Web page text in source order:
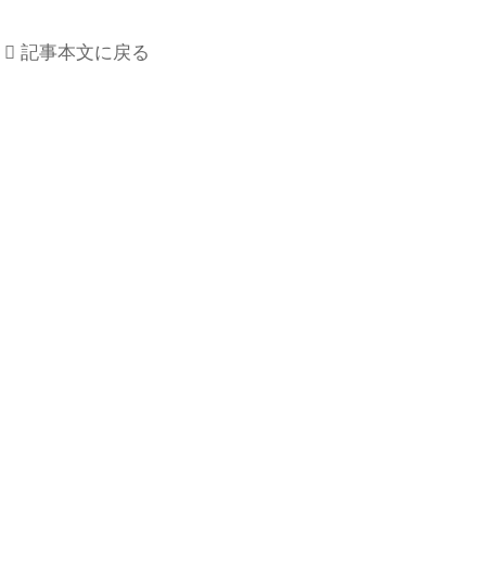
記事本文に戻る